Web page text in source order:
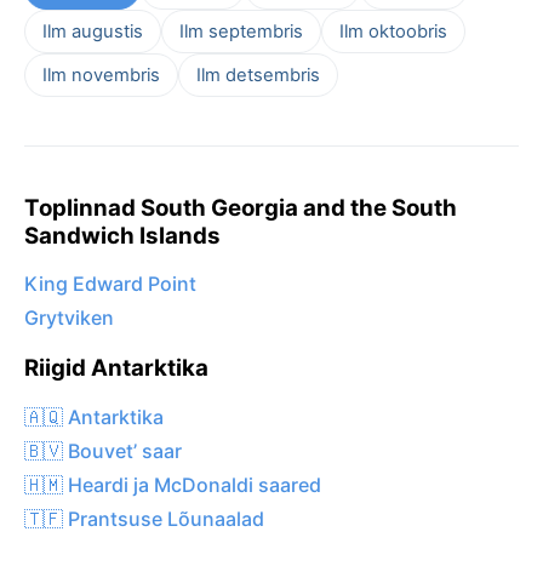
Ilm augustis
Ilm septembris
Ilm oktoobris
Ilm novembris
Ilm detsembris
Toplinnad South Georgia and the South
Sandwich Islands
King Edward Point
Grytviken
Riigid Antarktika
🇦🇶 Antarktika
🇧🇻 Bouvet’ saar
🇭🇲 Heardi ja McDonaldi saared
🇹🇫 Prantsuse Lõunaalad